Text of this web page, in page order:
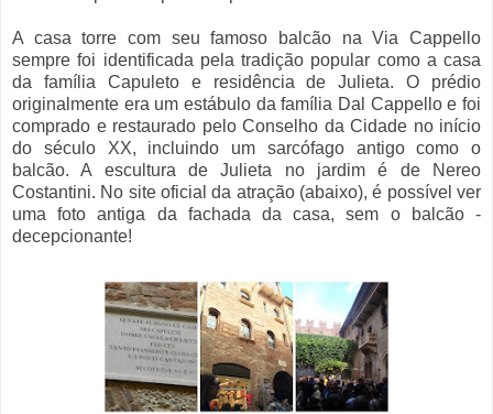
A casa torre com seu famoso balcão na Via Cappello
sempre foi identificada pela tradição popular como a casa
da família Capuleto e residência de Julieta. O prédio
originalmente era um estábulo da família Dal Cappello e foi
comprado e restaurado pelo Conselho da Cidade no início
do século XX, incluindo um sarcófago antigo como o
balcão. A escultura de Julieta no jardim é de Nereo
Costantini. No site oficial da atração (abaixo), é possível ver
uma foto antiga da fachada da casa, sem o balcão -
decepcionante!